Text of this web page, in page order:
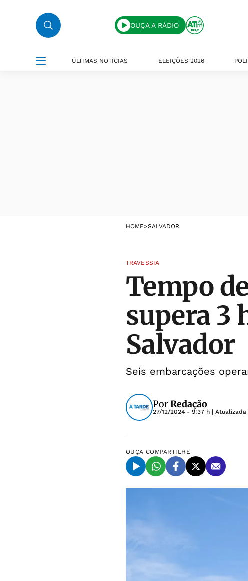
OUÇA A RÁDIO
ÚLTIMAS NOTÍCIAS ELEIÇÕES 2026
HOME>SALVADOR
TRAVESSIA
Tempo
supera 3
Salvador
Seis embarcações
PorRedação
27/12/2024 - 9:37 h | Atualizada
OUÇA COMPARTILHE